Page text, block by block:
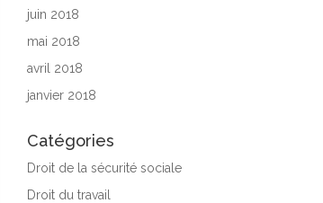
juin 2018
mai 2018
avril 2018
janvier 2018
Catégories
Droit de la sécurité sociale
Droit du travail